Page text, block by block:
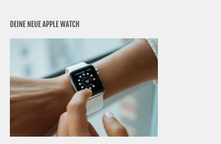
DEINE NEUE APPLE WATCH